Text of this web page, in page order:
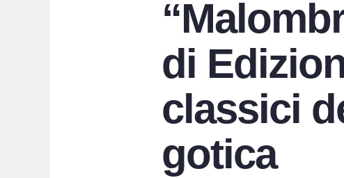
di
classici
gotica